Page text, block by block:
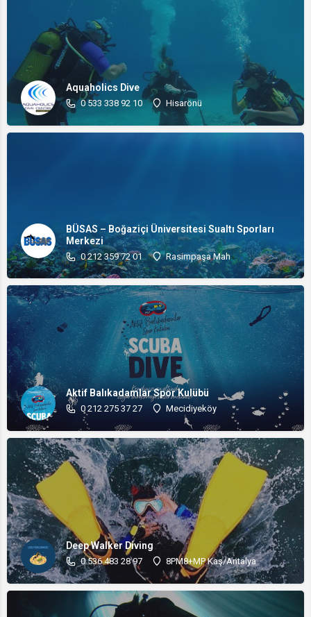
Aquaholics Dive
0 533 338 92 10 Hisarönü
BÜSAS – Boğaziçi Üniversitesi Sualtı Sporları
Merkezi
0 212 359 72 01 Rasimpaşa Mah
Aktif Balıkadamlar Spor Kulübü
0 212 275 37 27 Mecidiyeköy
Deep Walker Diving
0 536 483 28 97 8PM8+MP Kaş/Antalya